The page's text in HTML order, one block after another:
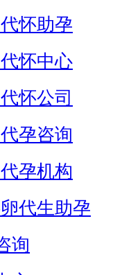
怀助孕
怀中心
怀公司
孕咨询
孕机构
代生助孕
询